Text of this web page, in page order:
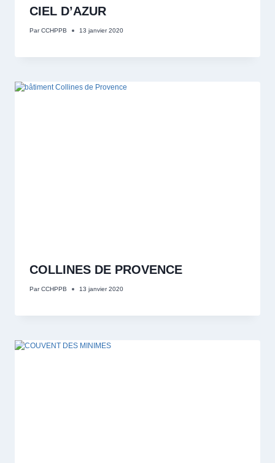
CIEL D’AZUR
Par CCHPPB 13 janvier 2020
COLLINES DE PROVENCE
Par CCHPPB 13 janvier 2020